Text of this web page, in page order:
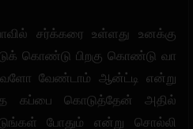
சர்க்கரை உள்ளது உனக்கு
கொண்டு பிறகு கொண்டு வா
வேண்டாம் ஆன்ட்டி என்று
கப்பை கொடுத்தேன் அதில்
போதும் என்று சொல்லி